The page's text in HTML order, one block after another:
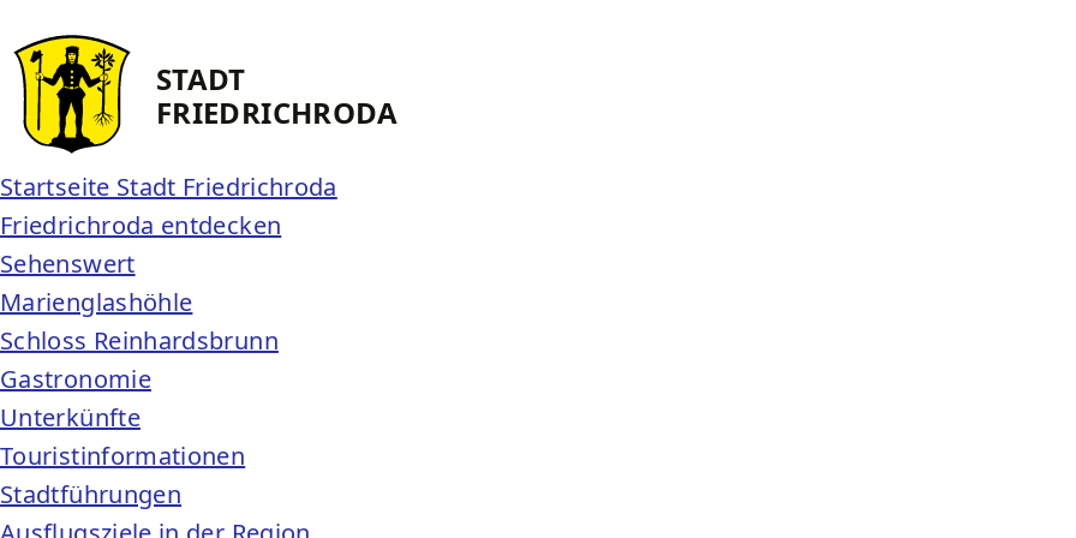
STADT
FRIEDRICH­RODA
Startseite Stadt Friedrichroda
Friedrichroda entdecken
Sehenswert
Marienglashöhle
Schloss Reinhardsbrunn
Gastronomie
Unterkünfte
Touristinformationen
Stadtführungen